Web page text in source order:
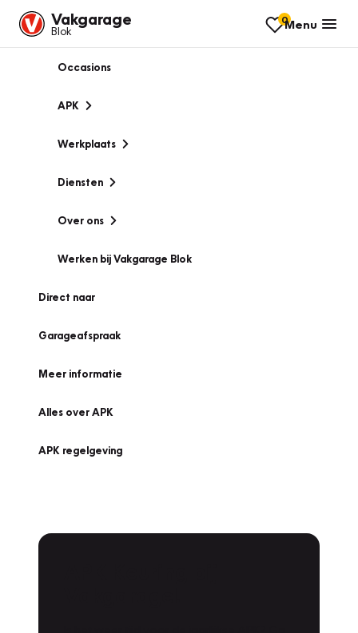
Vakgarage
Blok
0Menu
Occasions
APK
Werkplaats
Diensten
Over ons
Werken bij Vakgarage Blok
Direct naar
Garageafspraak
Meer informatie
Alles over APK
APK regelgeving